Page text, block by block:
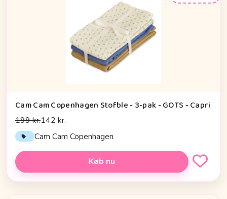
Cam Cam Copenhagen Stofble - 3-pak - GOTS - Capri
199 kr.142 kr.
Cam Cam Copenhagen
Køb nu